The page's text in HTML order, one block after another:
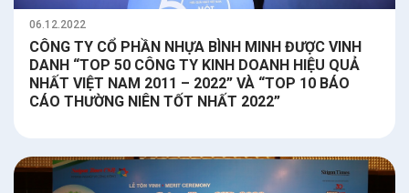
06.12.2022
CÔNG TY CỔ PHẦN NHỰA BÌNH MINH ĐƯỢC VINH
DANH “TOP 50 CÔNG TY KINH DOANH HIỆU QUẢ
NHẤT VIỆT NAM 2011 – 2022” VÀ “TOP 10 BÁO
CÁO THƯỜNG NIÊN TỐT NHẤT 2022”